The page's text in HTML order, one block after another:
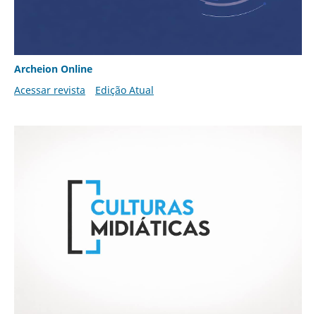
Archeion Online
Acessar revista
Edição Atual